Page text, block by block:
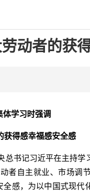
动者的获
体学习时强调
获得感幸福感安全感
书记习近平在主持
者自主就业、市场调
感，为以中国式现代